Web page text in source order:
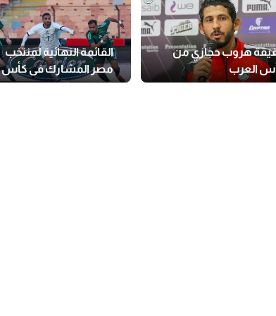
هروب حجازي من
العرب
القائمة النهائية لمنتخب
مصر المشارك في كأس
العرب